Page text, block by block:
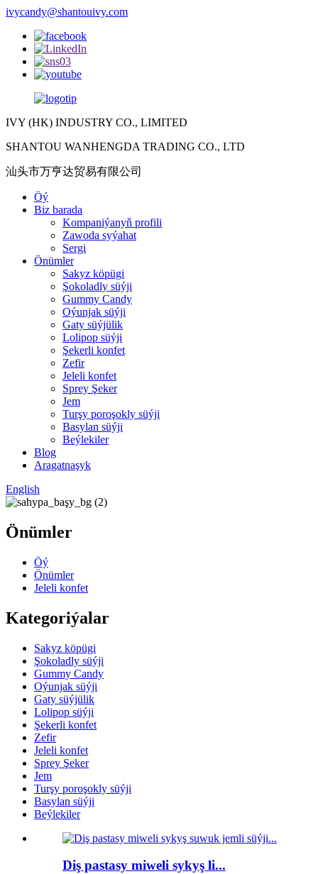
ivycandy@shantouivy.com
IVY (HK) INDUSTRY CO., LIMITED
SHANTOU WANHENGDA TRADING CO., LTD
汕头市万亨达贸易有限公司
Öý
Biz barada
Kompaniýanyň profili
Zawoda syýahat
Sergi
Önümler
Sakyz köpügi
Şokoladly süýji
Gummy Candy
Oýunjak süýji
Gaty süýjülik
Lolipop süýji
Şekerli konfet
Zefir
Jeleli konfet
Sprey Şeker
Jem
Turşy poroşokly süýji
Basylan süýji
Beýlekiler
Blog
Aragatnaşyk
English
Önümler
Öý
Önümler
Jeleli konfet
Kategoriýalar
Sakyz köpügi
Şokoladly süýji
Gummy Candy
Oýunjak süýji
Gaty süýjülik
Lolipop süýji
Şekerli konfet
Zefir
Jeleli konfet
Sprey Şeker
Jem
Turşy poroşokly süýji
Basylan süýji
Beýlekiler
Diş pastasy miweli sykyş li...